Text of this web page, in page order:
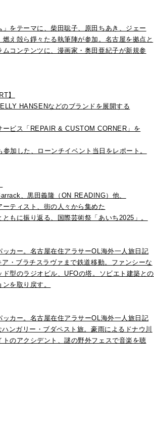
」をテーマに、柴田聡子、原田ちあき、ジェー
え殻ら錚々たる執筆陣が参加。名古屋を拠点と
コンテンツに、漫画家・奥田亜紀子が新規参
】
HANSENなどのブランドを展開する
ービス「REPAIR & CUSTOM CORNER」を
加した、ローンチイベント当日をレポート。
、黒田義隆（ON READING）他、
ティスト、街の人々から集めた
もに振り返る、国際芸術祭「あいち2025」。
カー。名古屋在住アラサーOL海外一人旅日記
・ブラチスラヴァまで鉄道移動。ファンシーな
型のラジオビル、UFOの塔。ソビエト建築との
を取り戻す。
カー。名古屋在住アラサーOL海外一人旅日記
ンガリー・ブダペスト旅。豪雨によるドナウ川
のアクシデント、謎の野外フェスで音楽を聴